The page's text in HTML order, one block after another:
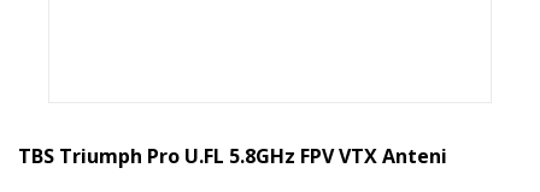
TBS Triumph Pro U.FL 5.8GHz FPV VTX Anteni